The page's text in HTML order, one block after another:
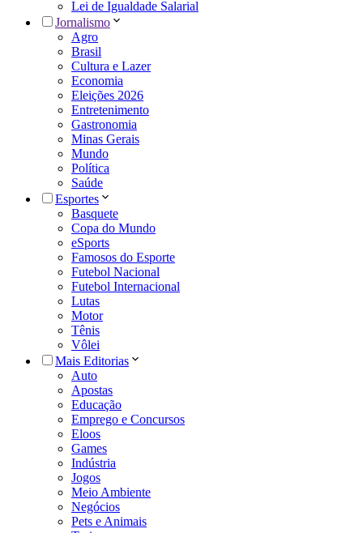
Lei de Igualdade Salarial
Jornalismo
Agro
Brasil
Cultura e Lazer
Economia
Eleições 2026
Entretenimento
Gastronomia
Minas Gerais
Mundo
Política
Saúde
Esportes
Basquete
Copa do Mundo
eSports
Famosos do Esporte
Futebol Nacional
Futebol Internacional
Lutas
Motor
Tênis
Vôlei
Mais Editorias
Auto
Apostas
Educação
Emprego e Concursos
Eloos
Games
Indústria
Jogos
Meio Ambiente
Negócios
Pets e Animais